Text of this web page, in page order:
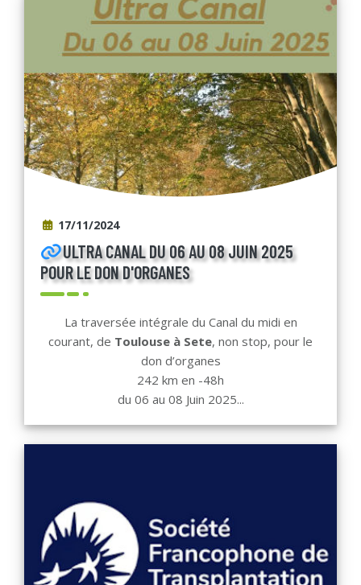
17/11/2024
ULTRA CANAL DU 06 AU 08 JUIN 2025
POUR LE DON D'ORGANES
La traversée intégrale du Canal du midi en
courant, de Toulouse à Sete, non stop, pour le
don d’organes
242 km en -48h
du 06 au 08 Juin 2025...